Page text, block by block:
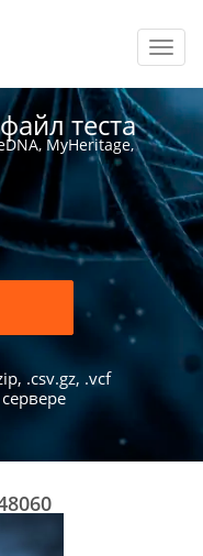
теста
MyHeritage,
.csv.gz, .vcf